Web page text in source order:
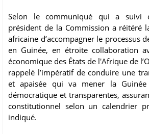
Selon le communiqué qui a suivi
président de la Commission a réitéré
africaine d’accompagner le processus
en Guinée, en étroite collaboration
économique des États de l'Afrique de
rappelé l’impératif de conduire une
et apaisée qui va mener la
démocratique et transparentes,
constitutionnel selon un calendrier
indiqué.